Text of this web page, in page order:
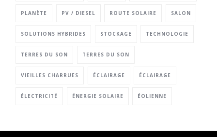
PLANÈTE PV / DIESEL ROUTE SOLAIRE SALON
SOLUTIONS HYBRIDES STOCKAGE TECHNOLOGIE
TERRES DU SON TERRES DU SON
VIEILLES CHARRUES ÉCLAIRAGE ÉCLAIRAGE
ÉLECTRICITÉ ÉNERGIE SOLAIRE ÉOLIENNE